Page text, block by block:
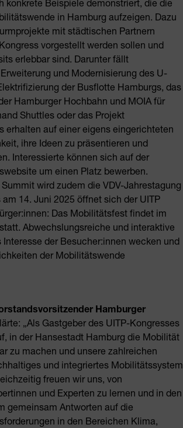
konkrete Beispiele demonstriert, die die
in Hamburg aufzeigen. Dazu
mit städtischen Partnern
vorgestellt werden sollen und
erlebbar sind. Darunter fällt
und Modernisierung des U-
der Busflotte Hamburgs, das
Hamburger Hochbahn und MOIA für
Shuttles oder das Projekt
erhalten auf einer eigens eingerichteten
ihre Ideen zu präsentieren und
Interessierte können sich auf der
um einen Platz bewerben.
wird zudem die VDV-Jahrestagung
14. Juni 2025 öffnet sich der UITP
Das Mobilitätsfest findet im
Abwechslungsreiche und interaktive
Interesse der Besucher:innen wecken und
der Mobilitätswende
Hamburger
„Als Gastgeber des UITP-Kongresses
in der Hansestadt Hamburg die Mobilität
zu machen und unsere zahlreichen
und integriertes Mobilitätssystem
freuen wir uns, von
und Experten zu lernen und in den
gemeinsam Antworten auf die
in den Bereichen Klima,